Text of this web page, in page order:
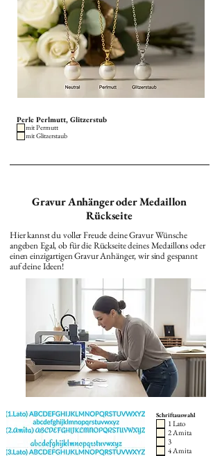
Perle Perlmutt, Glitzerstub
mit Permutt
mit Glitzerstaub
Gravur Anhänger oder Medaillon
Rückseite
Hier kannst du voller Freude deine Gravur Wünsche
angeben Egal, ob für die Rückseite deines Medaillons oder
einen einzigartigen Gravur Anhänger, wir sind gespannt
auf deine Ideen!
Schriftauswahl
1 Lato
2 Amita
3
4 Amita